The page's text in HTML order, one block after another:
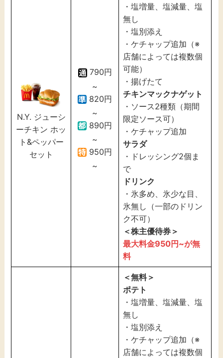
N.Y. ジューシ
ーチキン ホッ
ト&ペッパー
セット
790円
~
820円
~
890円
~
950円
~
・塩増量、塩減量、塩
無し
・塩別添え
・ケチャップ追加（※
店舗によっては複数個
可能）
・揚げたて
チキンマックナゲット
・ソース2種類（期間
限定ソース可）
・ケチャップ追加
サラダ
・ドレッシング2個ま
で
ドリンク
・氷多め、氷少な目、
氷無し（一部のドリン
ク不可）
＜株主優待券＞
最大料金950円~が無
料
＜無料＞
ポテト
・塩増量、塩減量、塩
無し
・塩別添え
・ケチャップ追加（※
店舗によっては複数個